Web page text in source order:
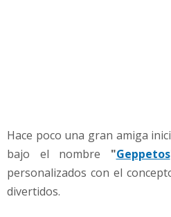
u
s
C
l
Hace poco una gran amiga
bajo el nombre "Geppetos
personalizados con el
divertidos.